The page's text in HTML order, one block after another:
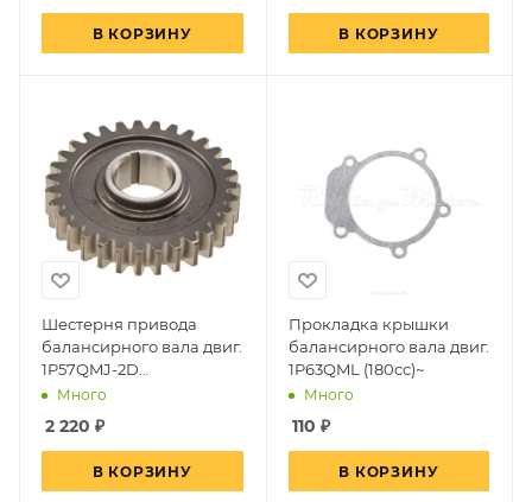
В КОРЗИНУ В КОРЗИНУ
Шестерня привода
балансирного вала двиг.
1P57QMJ-2D
(150см3,вариатор, задн.
Много
2 220 ₽
В КОРЗИНУ
Прокладка крышки
балансирного вала двиг.
1P63QML (180cc)~
Много
110 ₽
В КОРЗИНУ